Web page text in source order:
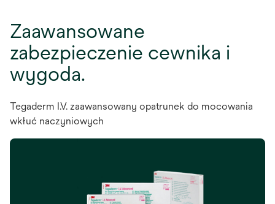
Zaawansowane
zabezpieczenie cewnika i
wygoda.
Tegaderm I.V. zaawansowany opatrunek do mocowania
wkłuć naczyniowych